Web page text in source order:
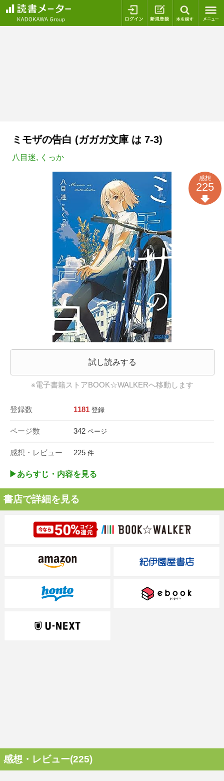
ログイン 新規登録
ミモザの告白 (ガガガ文庫 は 7-3)
八目迷, くっか
試し読みする
※電子書籍ストアBOOK☆WALKERへ移動します
登録数 1181 登録
ページ数 342 ページ
感想・レビュー 225 件
感想
225
▶︎あらすじ・内容を見る
書店で詳細を見る
感想・レビュー(225)